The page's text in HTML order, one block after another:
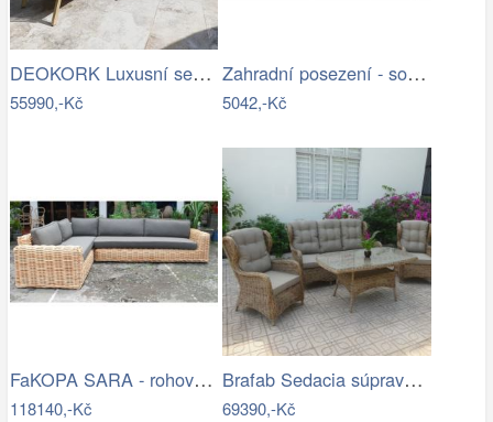
DEOKORK Luxusní sestava z akácie…
55990,-Kč
Zahradní posezení - souprava - UZN
5042,-Kč
FaKOPA SARA - rohová sedačka ze…
118140,-Kč
Brafab Sedacia súprava béžová ROSITA -…
69390,-Kč